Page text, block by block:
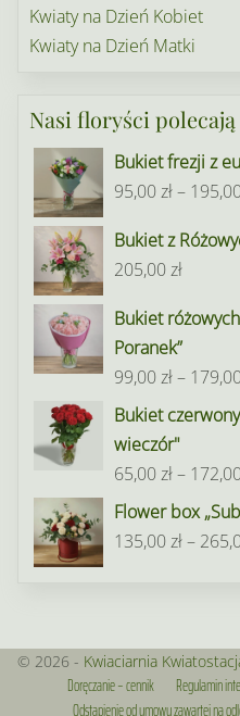
Kwiaty na Dzień Kobiet
Kwiaty na Dzień Matki
Nasi floryści polecają
Bukiet frezji z
95,00zł–
Bukiet z
205,00zł
Bukiet
Poranek”
99,00zł–
Bukiet
wieczór"
65,00zł–
Flower box
135,00zł–
© 2026 - Kwiaciarnia
Doręczanie – cennik
Regulamin
Odstąpienie od umowy zawartej na